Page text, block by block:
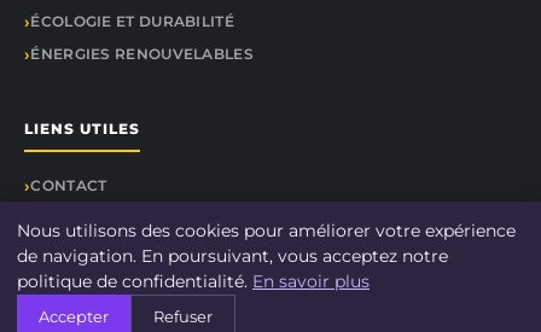
ÉCOLOGIE ET DURABILITÉ
ÉNERGIES RENOUVELABLES
LIENS UTILES
CONTACT
© 2026 DOCU CLIMAT. Tous droits réservés.
À propos
Mentions légales
Nous utilisons des cookies pour améliorer votre expérience
de navigation. En poursuivant, vous acceptez notre
politique de confidentialité. En savoir plus
Accepter Refuser